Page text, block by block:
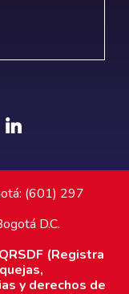
(601) 297
D.C.
(Registra
y derechos de